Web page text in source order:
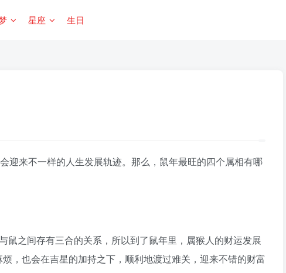
星座 生日
迎来不一样的人生发展轨迹。那么，鼠年最旺的四个属相有哪
鼠之间存有三合的关系，所以到了鼠年里，属猴人的财运发展
，也会在吉星的加持之下，顺利地渡过难关，迎来不错的财富